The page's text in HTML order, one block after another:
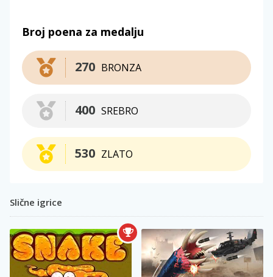
Broj poena za medalju
BRONZA
270
SREBRO
400
ZLATO
530
Slične igrice